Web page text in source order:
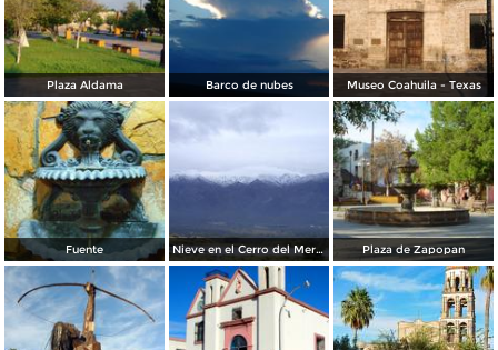
Plaza Aldama Barco de nubes Museo Coahuila - Texas
Fuente Nieve en el Cerro del Mercado Plaza de Zapopan